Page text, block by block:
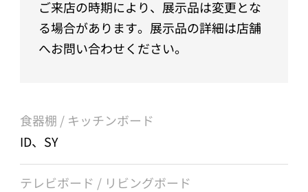
ご来店の時期により、展示品は変更とな
る場合があります。展示品の詳細は店舗
へお問い合わせください。
食器棚 / キッチンボード
ID、SY
テレビボード / リビングボード